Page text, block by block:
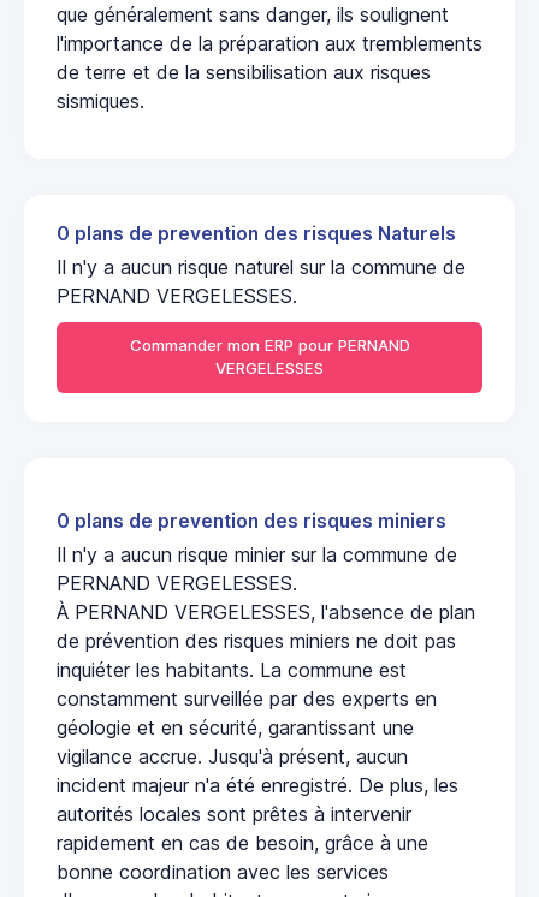
que généralement sans danger, ils soulignent
l'importance de la préparation aux tremblements
de terre et de la sensibilisation aux risques
sismiques.
0 plans de prevention des risques Naturels
Il n'y a aucun risque naturel sur la commune de
PERNAND VERGELESSES.
Commander mon ERP pour PERNAND
VERGELESSES
0 plans de prevention des risques miniers
Il n'y a aucun risque minier sur la commune de
PERNAND VERGELESSES.
À PERNAND VERGELESSES, l'absence de plan
de prévention des risques miniers ne doit pas
inquiéter les habitants. La commune est
constamment surveillée par des experts en
géologie et en sécurité, garantissant une
vigilance accrue. Jusqu'à présent, aucun
incident majeur n'a été enregistré. De plus, les
autorités locales sont prêtes à intervenir
rapidement en cas de besoin, grâce à une
bonne coordination avec les services